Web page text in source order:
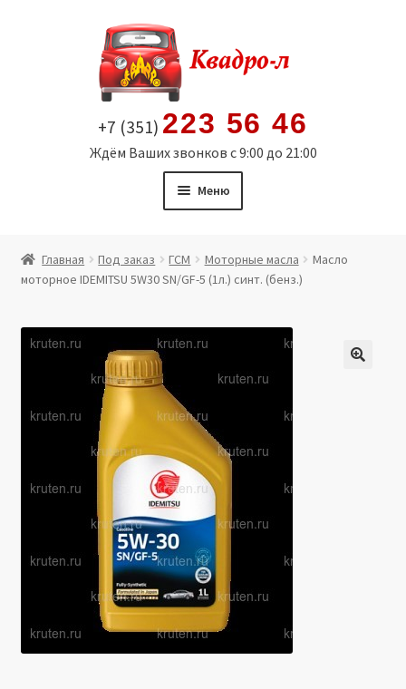
содержимому
+7 (351) 223 56 46
Ждём Ваших звонков с 9:00 до 21:00
Меню
Витрина
Мой аккаунт
Политика в отношении обработки персональных
Производители
Юридические данные
Главная Под заказ ГСМ Моторные масла
Масло
моторное IDEMITSU 5W30 SN/GF-5 (1л.) синт. (бенз.)